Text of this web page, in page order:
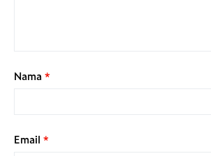
Nama*
Email *